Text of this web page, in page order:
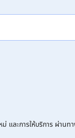
และการให้บริการ ผ่านท